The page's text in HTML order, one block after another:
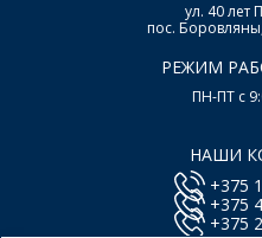
ул. 40 лет
пос.
РЕЖИМ
ПН-ПТ с
НАШИ
+375
+375
+375